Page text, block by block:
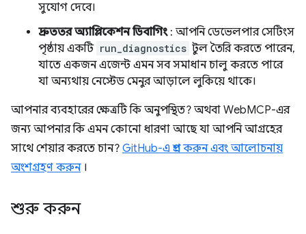
সুযোগ দেবে।
দ্রুততর অ্যাপ্লিকেশন ডিবাগিং: আপনি ডেভেলপার সেটিংস
পৃষ্ঠায় একটি run_diagnostics টুল তৈরি করতে পারেন,
যাতে একজন এজেন্ট এমন সব সমাধান চালু করতে পারে
যা অন্যথায় নেস্টেড মেনুর আড়ালে লুকিয়ে থাকে।
আপনার ব্যবহারের ক্ষেত্রটি কি অনুপস্থিত? অথবা WebMCP-এর
জন্য আপনার কি এমন কোনো ধারণা আছে যা আপনি আগ্রহের
সাথে শেয়ার করতে চান? GitHub-এ প্রশ্ন করুন এবং আলোচনায়
অংশগ্রহণ করুন।
শুরু করুন